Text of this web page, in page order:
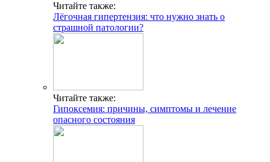
Читайте также:
Лёгочная гипертензия: что нужно знать о
страшной патологии?
Читайте также:
Гипоксемия: причины, симптомы и лечение
опасного состояния